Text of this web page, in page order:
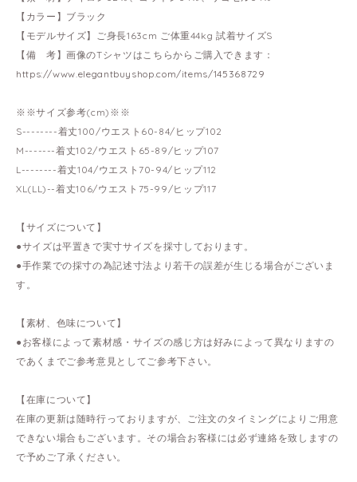
【カラー】ブラック
【モデルサイズ】ご身長163cm ご体重44kg 試着サイズS
【備 考】画像のTシャツはこちらからご購入できます：
https://www.elegantbuyshop.com/items/145368729
※※サイズ参考(cm)※※
S--------着丈100/ウエスト60-84/ヒップ102
M-------着丈102/ウエスト65-89/ヒップ107
L--------着丈104/ウエスト70-94/ヒップ112
XL(LL)--着丈106/ウエスト75-99/ヒップ117
【サイズについて】
●サイズは平置きで実寸サイズを採寸しております。
●手作業での採寸の為記述寸法より若干の誤差が生じる場合がございま
す。
【素材、色味について】
●お客様によって素材感・サイズの感じ方は好みによって異なりますの
であくまでご参考意見としてご参考下さい。
【在庫について】
在庫の更新は随時行っておりますが、ご注文のタイミングによりご用意
できない場合もございます。その場合お客様には必ず連絡を致しますの
で予めご了承ください。